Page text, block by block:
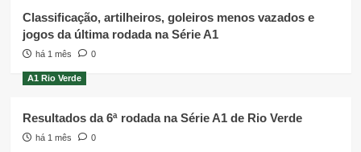
Classificação, artilheiros, goleiros menos vazados e
jogos da última rodada na Série A1
há 1 mês 0
A1 Rio Verde
Resultados da 6ª rodada na Série A1 de Rio Verde
há 1 mês 0